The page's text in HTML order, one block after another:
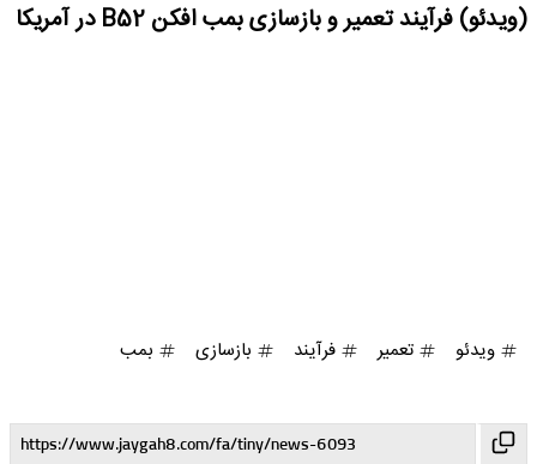
(ویدئو) فرآیند تعمیر و بازسازی بمب افکن B52 در آمریکا
ویدئو تعمیر فرآیند بازسازی بمب